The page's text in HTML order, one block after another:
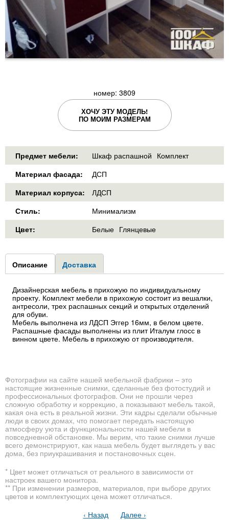
номер: 3809
ХОЧУ ЭТУ МОДЕЛЬ!
ПО МОИМ РАЗМЕРАМ
Предмет мебели: Шкаф распашной Комплект
Материал фасада:
ДСП
Материал корпуса:
ЛДСП
Стиль:
Минимализм
Цвет:
Белые Глянцевые
Group1
Описание (активная
вкладка)
Доставка
Дизайнерская мебель в прихожую по индивидуальному
проекту. Комплект мебели в прихожую состоит из вешалки,
антресоли, трех распашных секций и открытых отделений
для обуви.
Мебель выполнена из ЛДСП Эггер 16мм, в белом цвете.
Распашные фасады выполнены из плит Италум глосс в
винном цвете. Мебель в прихожую от производителя.
Фотографии на сайте нашей мебельной фабрики – это
настоящие жизненные снимки, сделанные без фотостудий и
профессиональных фотографов. Они не прошли через
сложную обработку и коррекцию, а показывают мебель такой,
какая она есть в реальной жизни. Эти кадры сделали обычные
люди в своих домах, что помогает передать настоящую
атмосферу уюта и функциональности нашей мебели в
повседневной обстановке. Мы верим, что такие снимки лучше
всего демонстрируют, как наша мебель будет выглядеть у вас
дома, без приукрашивания и постановочных сцен.
* Цвет может отличаться от реального в зависимости от
настроек вашего монитора.
** При изменении размеров, материалов, при выборе других
цветов и комплектующих цена может отличаться.
‹ Назад
Далее ›